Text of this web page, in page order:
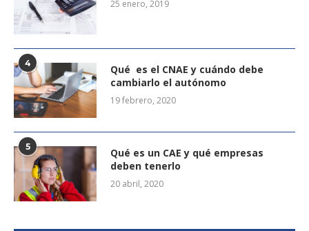
25 enero, 2019
4
Qué es el CNAE y cuándo debe
cambiarlo el autónomo
19 febrero, 2020
5
Qué es un CAE y qué empresas
deben tenerlo
20 abril, 2020